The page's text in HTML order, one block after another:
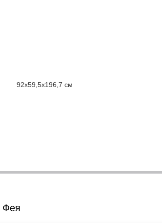
92х59,5х196,7 см
Фея